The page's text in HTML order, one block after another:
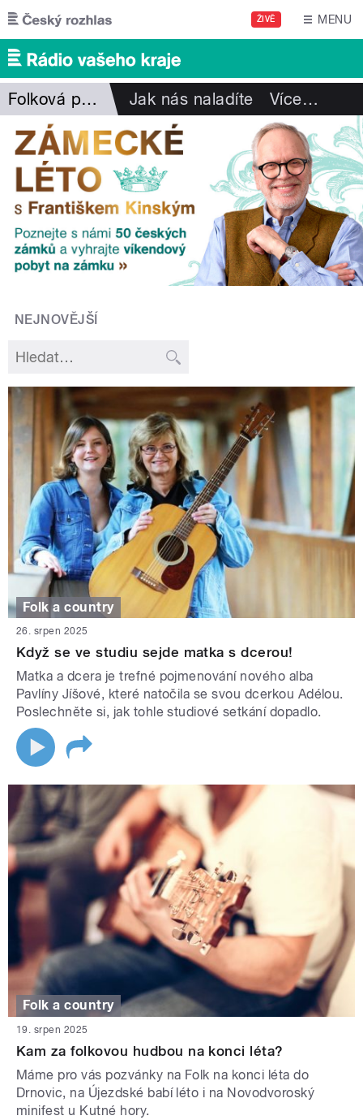
Přejít k hlavnímu obsahu
ŽIVĚ MENU
Folková pohlazení Jak nás naladíte Více…
NEJNOVĚJŠÍ
Folk a country
26. srpen 2025
Když se ve studiu sejde matka s dcerou!
Matka a dcera je trefné pojmenování nového alba
Pavlíny Jíšové, které natočila se svou dcerkou Adélou.
Poslechněte si, jak tohle studiové setkání dopadlo.
Folk a country
19. srpen 2025
Kam za folkovou hudbou na konci léta?
Máme pro vás pozvánky na Folk na konci léta do
Drnovic, na Újezdské babí léto i na Novodvoroský
minifest u Kutné hory.